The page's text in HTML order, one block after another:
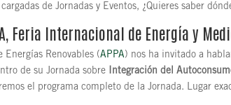
de Jornadas y Eventos, ¿Quieres saber
, Feria Internacional de Energía y
Energías Renovables (APPA) nos ha invitado a
de su Jornada sobre Integración del
el programa completo de la Jornada. Lugar